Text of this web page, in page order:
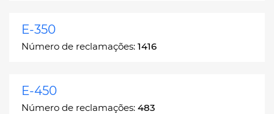
E-350
Número de reclamações: 1416
E-450
Número de reclamações: 483